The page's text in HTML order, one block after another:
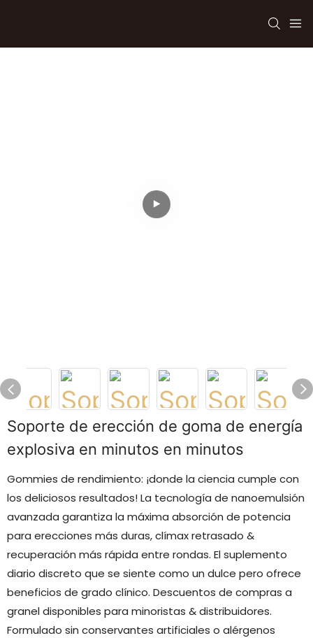
Soporte de erección de goma de energía
explosiva en minutos en minutos
Gommies de rendimiento: ¡donde la ciencia cumple con
los deliciosos resultados! La tecnología de nanoemulsión
avanzada garantiza la máxima absorción de potencia
para erecciones más duras, clímax retrasado &
recuperación más rápida entre rondas. El suplemento
diario discreto que se siente como un dulce pero ofrece
beneficios de grado clínico. Descuentos de compras a
granel disponibles para minoristas & distribuidores.
Formulado sin conservantes artificiales o alérgenos